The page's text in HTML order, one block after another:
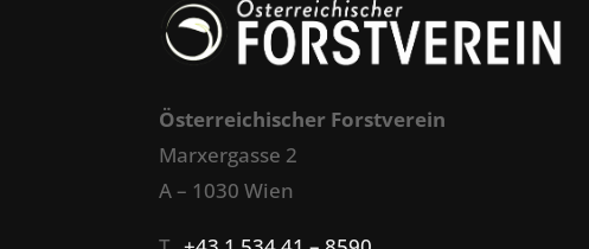
Österreichischer Forstverein
Marxergasse 2
A – 1030 Wien